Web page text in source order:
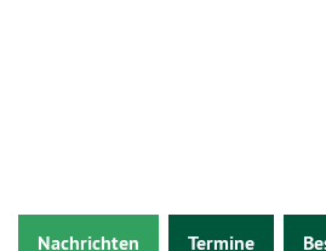
Nachrichten Termine